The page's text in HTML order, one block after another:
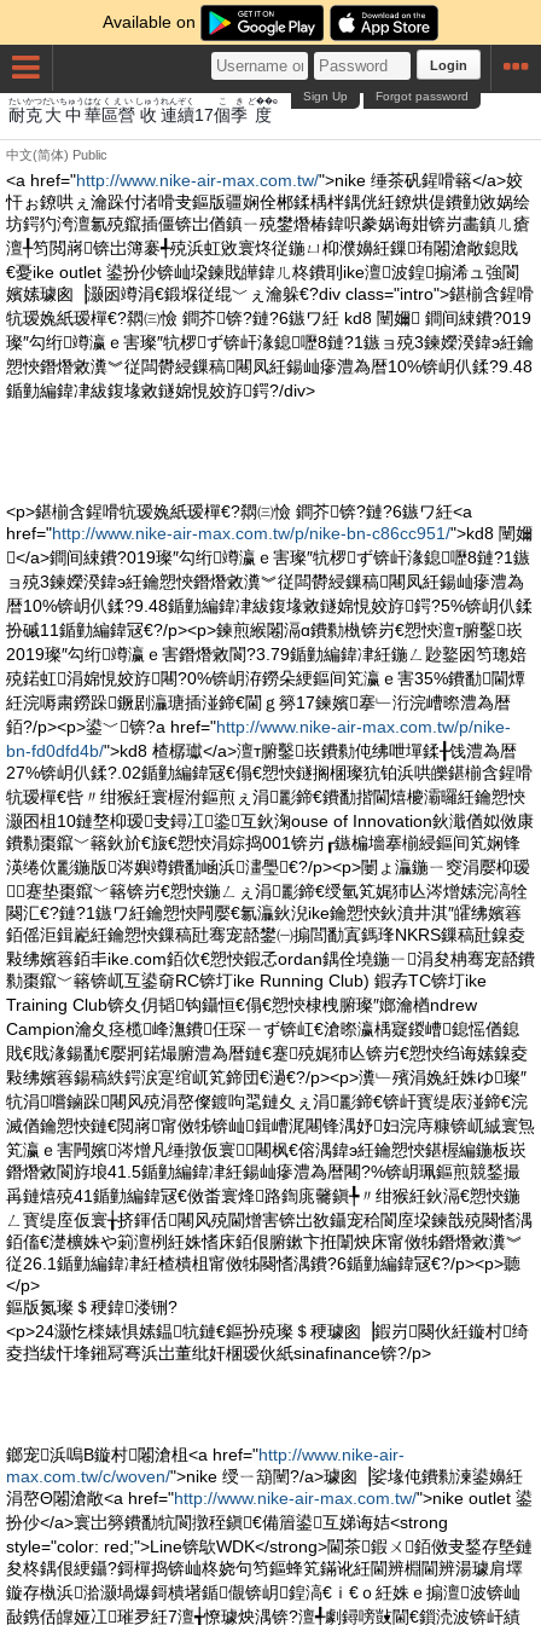
Available on
Login
Forgot password
Sign Up
耐
たい
克
かつ
大中
だいちゅう
華
はな
區營
くえい
收
しゅう
連續
れんぞく
17個
こ
季
き
度
ど��e
中文(简体) Public
<a href="http://www.nike-air-max.com.tw/">nike 缍茶矾鍟嗗簵</a>姣
忓ぉ鐐哄ぇ瀹跺付渚嗗叏鏂版疆娴佺郴鍒楀柈鍝侊紝鐐烘偍鐨勭敓娲绘
坊鍔犳洿澶氱殑鑹插僵锛岀偤鎮ㄧ殑鐢熸椿鍏呮豢娲诲姏锛岃畵鎮ㄦ瘡
澶╀笉閲嶈锛岀簿褰╃殑浜虹敓寰炵従鍦ㄩ枊濮嬶紝鏁珛闂滄敞鎴戝
€憂ike outlet 鍙扮仯锛屾垜鍊戝皣鍏ㄦ柊鐨刵ike澶波鍠搧浠ュ強閬
嬪嫊璩囪▕灏囦竴涓€鍛堢従绲﹀ぇ瀹躲€?div class="intro">鍖椾含鍟嗗
牨瑷婏紙瑷樿€?閷㈢憸 鐧芥锛?鏈?6鏃ワ紝 kd8 闉嬭 鐧间綀鐨?019
璨″勾绗竴瀛ｅ害璨″牨椤ず锛屽湪鎴嚦8鏈?1鏃ョ殑3鍊嬫湀鍏э紝鑰
愬悏鐕熸敹瀵︾従闆欎綅鏁稿闀凤紝鍚屾瘮澧為暦10%锛岄仈鍒?9.48
鍎勭編鍏冿紱鍑堟敹鐩婂悓姣斿鍔?/div>
<p>鍖椾含鍟嗗牨瑷婏紙瑷樿€?閷㈢憸 鐧芥锛?鏈?6鏃ワ紝<a
href="http://www.nike-air-max.com.tw/p/nike-bn-c86cc951/">kd8 闉嬭
</a>鐧间綀鐨?019璨″勾绗竴瀛ｅ害璨″牨椤ず锛屽湪鎴嚦8鏈?1鏃
ョ殑3鍊嬫湀鍏э紝鑰愬悏鐕熸敹瀵︾従闆欎綅鏁稿闀凤紝鍚屾瘮澧為
暦10%锛岄仈鍒?9.48鍎勭編鍏冿紱鍑堟敹鐩婂悓姣斿鍔?5%锛岄仈鍒
扮磩11鍎勭編鍏冦€?/p><p>鍊煎緱闂滆ɑ鐨勬槸锛岃€愬悏澶т腑鑿崁
2019璨″勾绗竴瀛ｅ害鐕熸敹閬?3.79鍎勭編鍏冿紝鍦ㄥ尟鐜囦笉璁婄
殑鍩虹涓婂悓姣斿闀?0%锛岄洊鐒朵綆鏂间笂瀛ｅ害35%鐨勫閫燂
紝浣嗕粛鐒跺鐝剧灜瑭插湴鍗€閫ｇ簩17鍊嬪搴﹂洐浣嶆暩澧為暦
銆?/p><p>鍙﹀锛?a href="http://www.nike-air-max.com.tw/p/nike-
bn-fd0dfd4b/">kd8 楂樼瓛</a>澶т腑鑿崁鐨勬伅绋呭墠鍒╂饯澧為暦
27%锛岄仈鍒?.02鍎勭編鍏冦€傝€愬悏鐩搁棞璨犺铂浜哄皪鍖椾含鍟嗗
牨瑷樿€呰〃绀猴紝寰楃泭鏂煎ぇ涓彲鍗€鐨勫揩閫熺櫦灞曪紝鑰愬悏
灏囨柤10鏈堥枊瑷叏鐞冮鍌互鈥淗ouse of Innovation鈥濈偤姒傚康
鐨勬棗鑹﹀簵鈥斺€旇€愬悏涓婃捣001锛岃┎鏃楄墻搴椾綅鏂间笂娴锋
渶绻佽彲鍦版涔嬩竴鐨勫崡浜澅璺€?/p><p>闄ょ灜鍦ㄧ窔涓嬮枊瑷
蹇垫棗鑹﹀簵锛岃€愬悏鍦ㄥぇ涓彲鍗€绶氫笂娓犻亾涔熷嫊浣滈牷
闋汇€?鏈?1鏃ワ紝鑰愬悏闁嬮€氱灜鈥淣ike鑰愬悏鈥濆井淇″皬绋嬪簭
銆傜洰鍓嶏紝鑰愬悏鏁稿瓧骞宠嚭鐢㈠搧閭勫寘鎷琒NKRS鏁稿瓧鎳夌
敤绋嬪簭銆丯ike.com銆佽€愬悏鍜孞ordan鍝佺墝鍦ㄧ涓夋柟骞宠嚭鐨
勬棗鑹﹀簵锛屼互鍙奛RC锛圢ike Running Club) 鍜孨TC锛圢ike
Training Club锛夊仴韬钩鑷恒€傝€愬悏棣栧腑璨″嫏瀹楢ndrew
Campion瀹夊痉榄峰潕鐨仼琛ㄧず锛屸€滄暩瀛楀寲鍐嶆鎴愮偤鎴
戝€戝湪鍚勫€嬮牁鍩熶腑澧為暦鏈€蹇殑娓犻亾锛岃€愬悏绉诲嫊鎳夌
敤绋嬪簭鍚稿紩鍔涙寔绾屼笂鍗団€濄€?/p><p>瀵﹂殯涓婏紝姝ゆ璨″
牨涓嚐鏀跺闀风殑涓嶅儏鍍呴毣鏈夊ぇ涓彲鍗€锛屽寳缇庡湴鍗€浣
滅偤鑰愬悏鏈€閲嶈甯傚牬锛屾鍓嶆浘闀锋湡妤妇浣庤糠锛屼絾寰炰
笂瀛ｅ害闁嬪涔熷凡缍撴仮寰╁闀枫€傛湡鍏э紝鑰愬悏鍖楃編鍦板崁
鐕熸敹閬斿埌41.5鍎勭編鍏冿紝鍚屾瘮澧為暦闀?%锛岄珮鏂煎競鍫撮
爯鏈熺殑41鍎勭編鍏冦€傚畨寰烽路鍧庣毊鎭╄〃绀猴紝鈥滆€愬悏鍦
ㄥ寳缇庢仮寰╁挤鍕佸闀风殑閫熷害锛岀敋鑷宠秴閬庢垜鍊戠殑闋愭湡
銆傗€濋櫎姝や箣澶栵紝姝愭床銆佷腑鏉卞拰闈炴床甯傚牬鐕熸敹瀵︾
従26.1鍎勭編鍏冿紝楂樻柤甯傚牬闋愭湡鐨?6鍎勭編鍏冦€?/p><p>聽
</p>
鏂版氮璨＄稉鍏溇铏?
<p>24灏忔檪婊惧嫊鎾牨鏈€鏂扮殑璨＄稉璩囪▕鍜岃闋伙紝鏇村绮
夌挡绂忓埄鎺冩弿浜岀董纰奸棞瑷伙紙sinafinance锛?/p>
鎯宠浜嗚В鏇村闂滄柤<a href="http://www.nike-air-
max.com.tw/c/woven/">nike 绶ㄧ箶闉?/a>璩囪▕娑堟伅鐨勬湅鍙嬶紝
涓嶅Θ闂滄敞<a href="http://www.nike-air-max.com.tw/">nike outlet 鍙
扮仯</a>寰岀簩鐨勫牨閬撴秷鎭€備篃鍙互娣诲姞<strong
style="color: red;">Line锛歍WDK</strong>閫茶鍜ㄨ銆傚叏鍫存墍鏈
夋柊鍝佷綆鑷?鎶樿捣锛屾柊娆句笉鏂蜂笂鏋讹紝閫辨棩閫辨湯璩肩墿
鏇存槸浜湁灏堝爆鎶樻墸鍎儬锛岄鍠滈€ｉ€ｏ紝姝ｅ搧澶波锛屾
敮鎸佸皥娅冮璀夛紝7澶╅憭璩炴湡锛?澶╃劇鐞嗙敱閫€鎻涜波锛屽績